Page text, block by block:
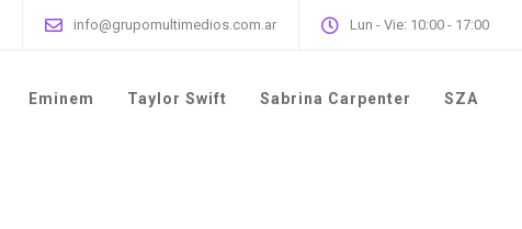
info@grupomultimedios.com.ar Lun - Vie: 10:00 - 17:00
Eminem Taylor Swift Sabrina Carpenter SZA